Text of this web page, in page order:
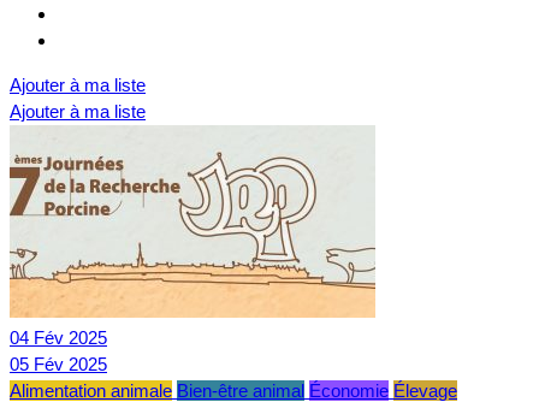
Ajouter à ma liste
Ajouter à ma liste
04 Fév 2025
05 Fév 2025
Alimentation animale Bien-être animal Économie Élevage